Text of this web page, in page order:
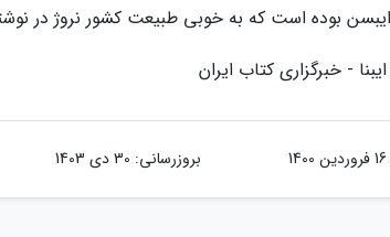
بوده است که به خوبی طبیعت کشور نروژ در
- خبرگزاری کتاب ایران
16 فروردین 1400 بروزرسانی: 30 دی 1403